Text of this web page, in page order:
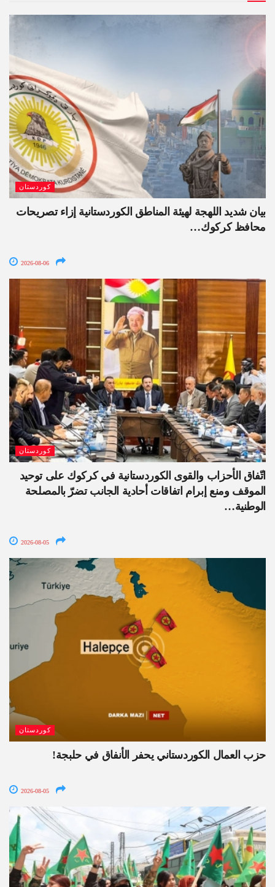
كوردستان
بيان شديد اللهجة لهيئة المناطق الكوردستانية إزاء تصريحات
محافظ كركوك…
2026-08-06
كوردستان
اتّفاق الأحزاب والقوى الكوردستانية في كركوك على توحيد
الموقف ومنع إبرام اتفاقات أحادية الجانب تضرّ بالمصلحة
الوطنية…
2026-08-05
كوردستان
حزب العمال الكوردستاني يحفر الأنفاق في حلبجة!
2026-08-05